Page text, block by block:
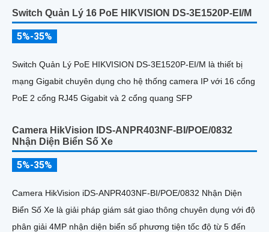
Switch Quản Lý 16 PoE HIKVISION DS-3E1520P-EI/M
5%-35%
Switch Quản Lý PoE HIKVISION DS-3E1520P-EI/M là thiết bị
mạng Gigabit chuyên dụng cho hệ thống camera IP với 16 cổng
PoE 2 cổng RJ45 Gigabit và 2 cổng quang SFP
Camera HikVision IDS-ANPR403NF-BI/POE/0832
Nhận Diện Biển Số Xe
5%-35%
Camera HikVision iDS-ANPR403NF-BI/POE/0832 Nhận Diện
Biển Số Xe là giải pháp giám sát giao thông chuyên dụng với độ
phân giải 4MP nhận diện biển số phương tiện tốc độ từ 5 đến